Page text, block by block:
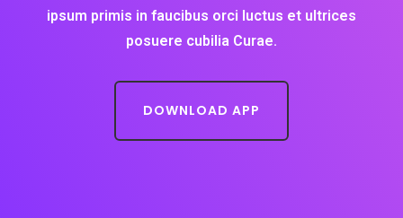
ipsum primis in faucibus orci luctus et ultrices
posuere cubilia Curae.
DOWNLOAD APP